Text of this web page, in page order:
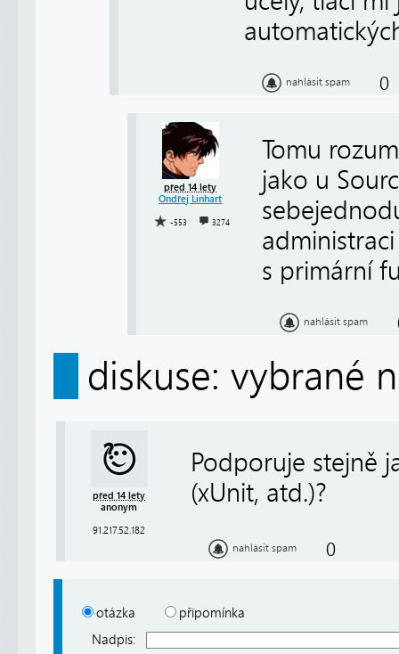
nahlásit spam 0
před 14 lety
Ondřej Linhart
-553 3274
Tomu
jako u
s primární
nahlásit spam
diskuse: vybrané
před 14 lety
anonym
91.217.52.182
Podporuje stejně
(xUnit, atd.)?
nahlásit spam 0
otázka
připomínka
Nadpis: